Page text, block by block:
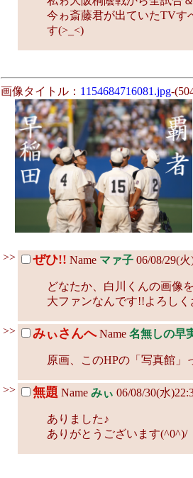
今ゎ斎藤君が出ていたTVす
す(>_<)
画像タイトル： 1154684716081.jpg-
>> ぜひ!! Name マァ子06/08/29(
どなたか、白川くんの画像
大ファンなんです!!よろし
>> みぃさんへName 名無しの早
原画、このHPの「写真館」
>> 無題 Name みぃ 06/08/30(水
ありました♪
ありがとうございます(^0^)/